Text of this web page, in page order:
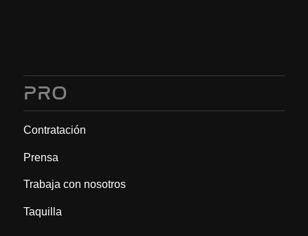
PRO
Contratación
Prensa
Trabaja con nosotros
Taquilla